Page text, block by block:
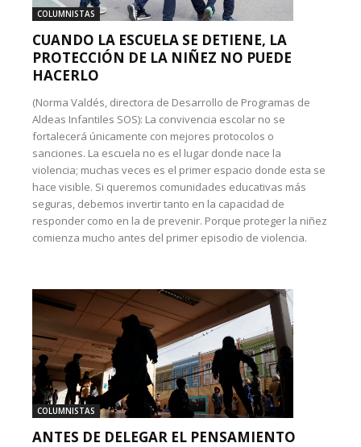
COLUMNISTAS
CUANDO LA ESCUELA SE DETIENE, LA
PROTECCIÓN DE LA NIÑEZ NO PUEDE
HACERLO
(Norma Valdés, directora de Desarrollo de Programas de
Aldeas Infantiles SOS): La convivencia escolar no se
fortalecerá únicamente con mejores protocolos o
sanciones. La escuela no es el lugar donde nace la
violencia; muchas veces es el primer espacio donde esta se
hace visible. Si queremos comunidades educativas más
seguras, debemos invertir tanto en la capacidad de
responder como en la de prevenir. Porque proteger la niñez
comienza mucho antes del primer episodio de violencia.
COLUMNISTAS
ANTES DE DELEGAR EL PENSAMIENTO